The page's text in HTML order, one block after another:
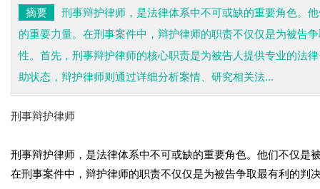
摘要
刑事辩护律师，是法律体系中不可或缺的重要角色。
的重要力量。在刑事案件中，辩护律师的职责不仅仅是为被告
性。首先，刑事辩护律师的核心职责是为被告人提供专业的法
助状态，辩护律师则通过详细分析案情、研究相关法...
刑事辩护律师
刑事辩护律师，是法律体系中不可或缺的重要角色。他们不仅是
在刑事案件中，辩护律师的职责不仅仅是为被告争取最有利的判